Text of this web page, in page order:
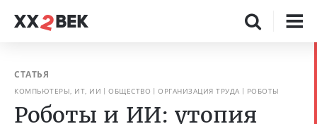
СТАТЬЯ
КОМПЬЮТЕРЫ, ИТ, ИИ ОБЩЕСТВО ОРГАНИЗАЦИЯ ТРУДА РОБОТЫ
Роботы и ИИ: утопия